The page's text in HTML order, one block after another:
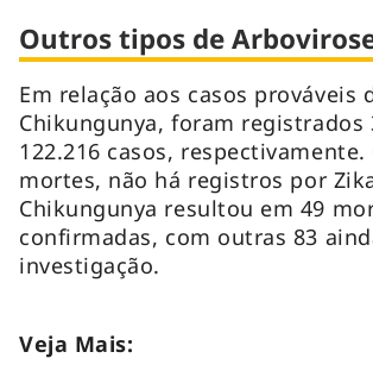
Outros tipos de
Em relação aos casos prováveis
Chikungunya, foram registrados
122.216 casos,
mortes, não há registros por
Chikungunya resultou em 49
confirmadas, com outras 83
investigação.
Veja Mais: